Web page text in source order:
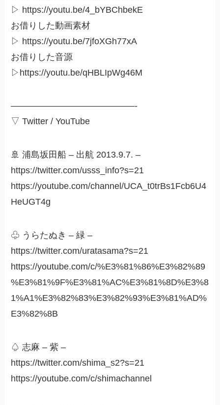
▷ https://youtu.be/4_bYBChbekE
お借りした動画素材
▷ https://youtu.be/7jfoXGh77xA
お借りした音源
▷https://youtu.be/qHBLIpWg46M
——————————————-
▽ Twitter / YouTube
🚢 浦島坂田船 – 出航 2013.9.7. –
https://twitter.com/usss_info?s=21
https://youtube.com/channel/UCA_t0trBs1Fcb6U4
HeUGT4g
♧ うらたぬき – 緑 –
https://twitter.com/uratasama?s=21
https://youtube.com/c/%E3%81%86%E3%82%89
%E3%81%9F%E3%81%AC%E3%81%8D%E3%8
1%A1%E3%82%83%E3%82%93%E3%81%AD%
E3%82%8B
♤ 志麻 – 紫 –
https://twitter.com/shima_s2?s=21
https://youtube.com/c/shimachannel